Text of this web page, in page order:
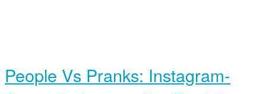
People Vs Pranks: Instagram-